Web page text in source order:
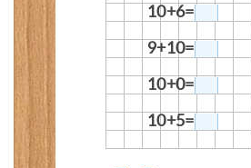
10+6=
9+10=
10+0=
10+5=